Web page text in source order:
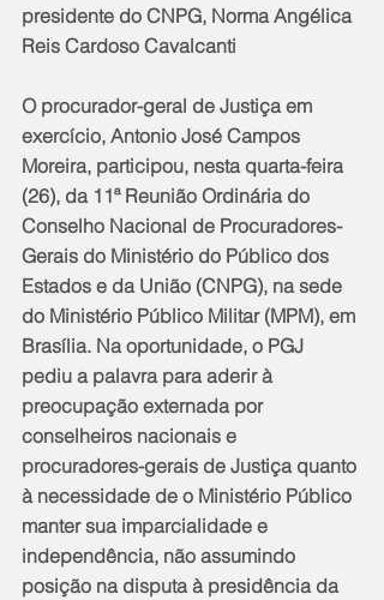
presidente do CNPG, Norma Angélica
Reis Cardoso Cavalcanti
O procurador-geral de Justiça em
exercício, Antonio José Campos
Moreira, participou, nesta quarta-feira
(26), da 11ª Reunião Ordinária do
Conselho Nacional de Procuradores-
Gerais do Ministério do Público dos
Estados e da União (CNPG), na sede
do Ministério Público Militar (MPM), em
Brasília. Na oportunidade, o PGJ
pediu a palavra para aderir à
preocupação externada por
conselheiros nacionais e
procuradores-gerais de Justiça quanto
à necessidade de o Ministério Público
manter sua imparcialidade e
independência, não assumindo
posição na disputa à presidência da